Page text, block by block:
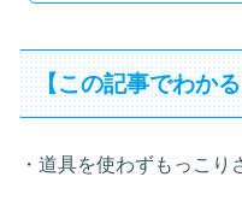
【この記事でわか
・道具を使わずもっこり